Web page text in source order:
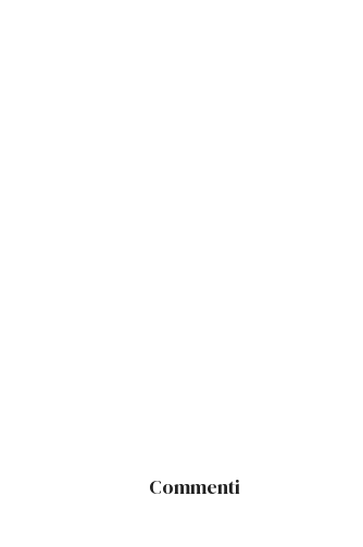
Commenti